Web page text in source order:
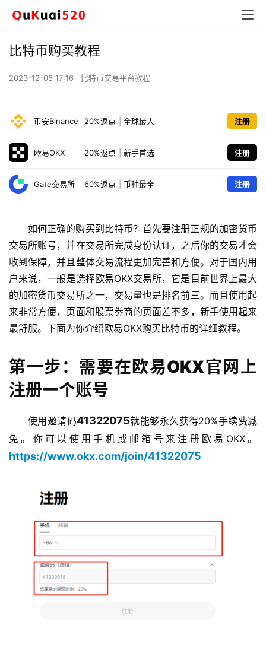
比特币购买教程
2023-12-06 17:16 比特币交易平台教程
币安Binance 20%返点 全球最大 注册
欧易OKX 20%返点 新手首选 注册
Gate交易所 60%返点 币种最全 注册
如何正确的购买到比特币？首先要注册正规的加密货币
交易所账号，并在交易所完成身份认证，之后你的交易才会
收到保障，并且整体交易流程更加完善和方便。对于国内用
户来说，一般是选择欧易OKX交易所，它是目前世界上最大
的加密货币交易所之一，交易量也是排名前三。而且使用起
来非常方便，页面和股票劵商的页面差不多，新手使用起来
最舒服。下面为你介绍欧易OKX购买比特币的详细教程。
第一步：需要在欧易OKX官网上
注册一个账号
使用邀请码41322075就能够永久获得20%手续费减
免。你可以使用手机或邮箱号来注册欧易OKX。
https://www.okx.com/join/41322075